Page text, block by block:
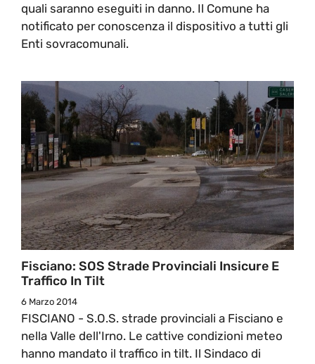
quali saranno eseguiti in danno. Il Comune ha
notificato per conoscenza il dispositivo a tutti gli
Enti sovracomunali.
Fisciano: SOS Strade Provinciali Insicure E
Traffico In Tilt
6 Marzo 2014
FISCIANO - S.O.S. strade provinciali a Fisciano e
nella Valle dell'Irno. Le cattive condizioni meteo
hanno mandato il traffico in tilt. Il Sindaco di